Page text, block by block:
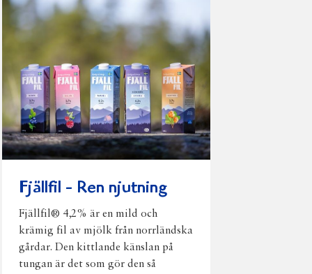
Fjällfil - Ren njutning
Fjällfil® 4,2% är en mild och
krämig fil av mjölk från norrländska
gårdar. Den kittlande känslan på
tungan är det som gör den så